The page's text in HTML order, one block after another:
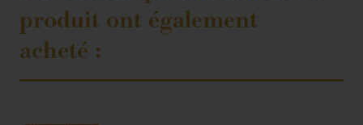
produit ont également
acheté :